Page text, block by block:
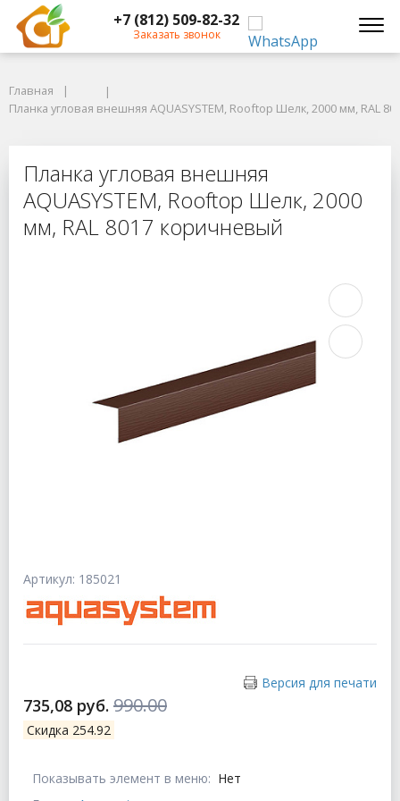
+7 (812) 509-82-32
Заказать звонок
Планка угловая внешняя AQUASYSTEM, Rooftop Шелк, 2000 мм, RAL
Планка угловая внешняя
Главная
Планка угловая внешняя AQUASYSTEM, Rooftop Шелк, 2000 мм, RAL
Планка угловая внешняя
AQUASYSTEM, Rooftop Шелк, 2000
мм, RAL 8017 коричневый
Артикул: 185021
Версия для печати
735,08 руб. 990.00
Скидка 254.92
Показывать элемент в меню: Нет